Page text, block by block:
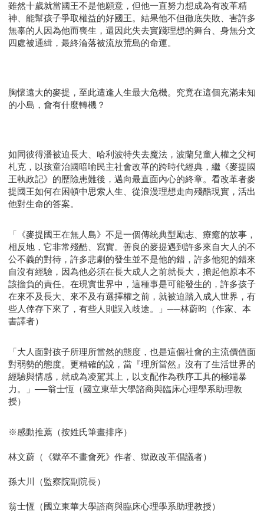
雖然十歲就當國王不是他願意，但他一直努力想成為有改革精
神、能幫孩子爭取權益的好國王。結果他不但徹底失敗、害許多
無辜的人因為他而喪生，還因此失去實踐理想的舞台、身無分文
四處被通緝，最終淪落被流放荒島的命運。
胸懷遠大的麥提，至此遭逢人生最大危機。究竟在這個充滿未知
的小島，會有什麼轉機？
如同彼得潘被迫長大、哈利波特失去魔法，波蘭兒童人權之父柯
札克，以孩童治國暗喻民主社會改革的跨時代經典，繼《麥提國
王執政記》的歷險患難後，邁向最直面內心的終章。看改革者麥
提國王如何在困頓中思索人生、從浪漫理想走向殘酷現實，活出
他對生命的答案。
「《麥提國王在無人島》不是一個傳統典型勵志、療癒的故事，
相反地，它非常殘酷、寫實。善良的麥提遇到許多來自大人的不
公不義的對待，許多悲劇的發生並不是他的錯，許多他犯的錯來
自沒有經驗，因為他必須在長大成人之前就長大，擔起他原本不
該擔負的責任。在現實世界中，這種事是可能發生的，許多孩子
在來不及長大、來不及有選擇權之前，就被迫踏入成人世界，有
些人倖存下來了，有些人則誤入歧途。」──林蔚昀（作家、本
書譯者）
「大人面對孩子所理所當然的態度，也是這個社會的主流價值面
對弱勢的態度。更精確的說，當『理所當然』沒有了生活世界的
經驗與情感，就成為凌駕其上，以支配作為秩序工具的極端暴
力。」──翁士恆（國立東華大學諮商與臨床心理學系助理教
授）
※感動推薦（按姓氏筆畫排序）
林文蔚（《獄卒不畫會死》作者、獄政改革倡議者）
孫大川（監察院副院長）
翁士恆（國立東華大學諮商與臨床心理學系助理教授）